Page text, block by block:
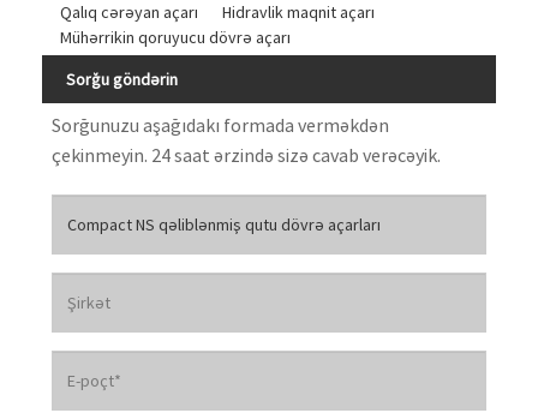
Qalıq cərəyan açarı
Hidravlik maqnit açarı
Mühərrikin qoruyucu dövrə açarı
Sorğu göndərin
Sorğunuzu aşağıdakı formada verməkdən
çekinmeyin. 24 saat ərzində sizə cavab verəcəyik.